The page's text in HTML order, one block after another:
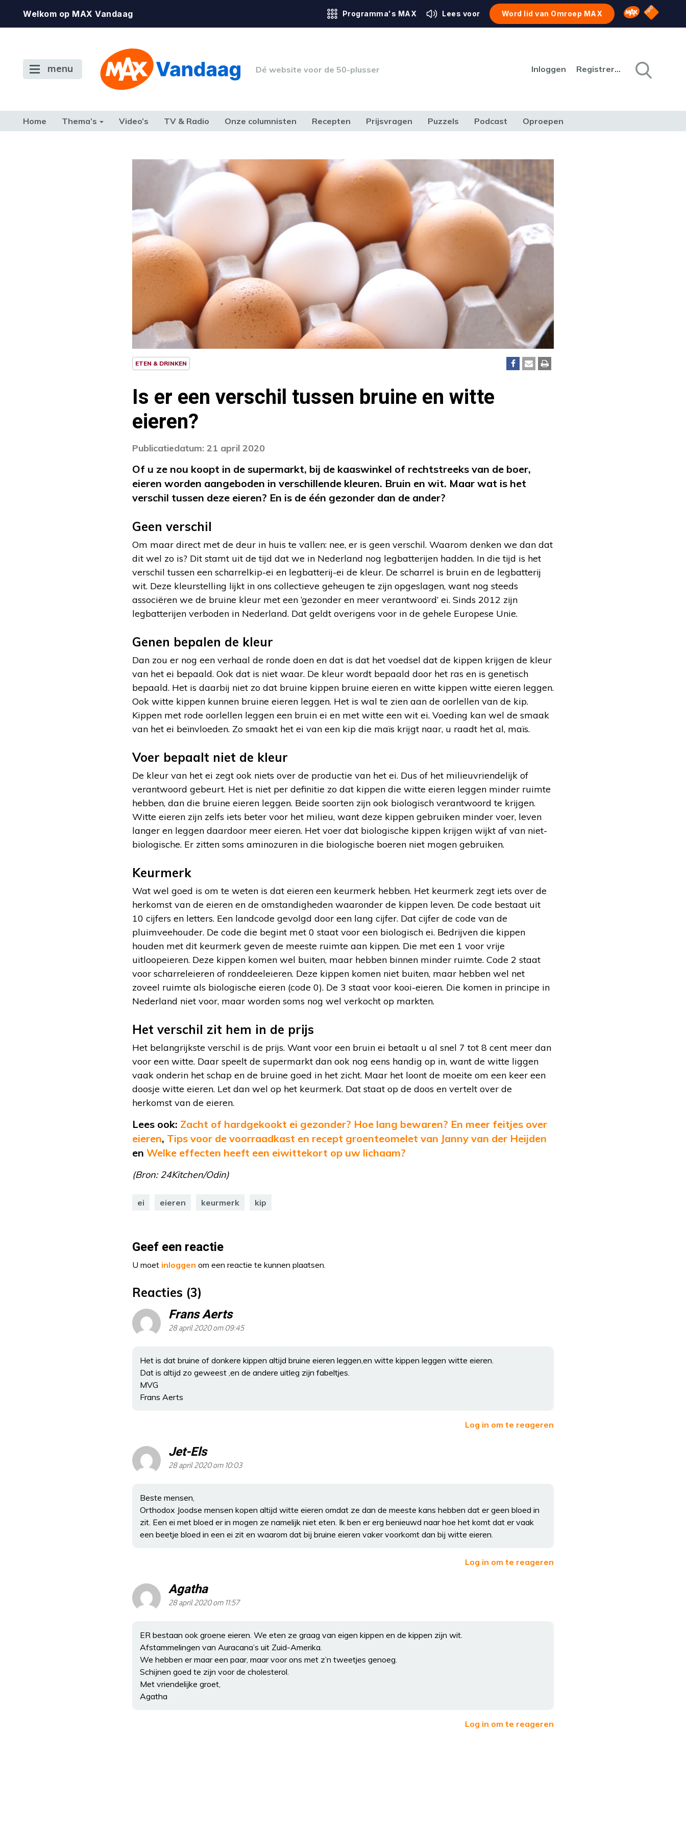
Welkom op MAX Vandaag Programma's MAX Lees voor Word lid van Omroep MAX Omroep MAX
NPO
menu Dé website voor de 50-plusser Inloggen Registreren
Home Thema’s Video’s TV & Radio Onze columnisten Recepten Prijsvragen Puzzels Podcast Oproepen
ETEN & DRINKEN
Is er een verschil tussen bruine en witte
eieren?
Publicatiedatum: 21 april 2020
Of u ze nou koopt in de supermarkt, bij de kaaswinkel of rechtstreeks van de boer,
eieren worden aangeboden in verschillende kleuren. Bruin en wit. Maar wat is het
verschil tussen deze eieren? En is de één gezonder dan de ander?
Geen verschil
Om maar direct met de deur in huis te vallen: nee, er is geen verschil. Waarom denken we dan dat
dit wel zo is? Dit stamt uit de tijd dat we in Nederland nog legbatterijen hadden. In die tijd is het
verschil tussen een scharrelkip-ei en legbatterij-ei de kleur. De scharrel is bruin en de legbatterij
wit. Deze kleurstelling lijkt in ons collectieve geheugen te zijn opgeslagen, want nog steeds
associëren we de bruine kleur met een ‘gezonder en meer verantwoord’ ei. Sinds 2012 zijn
legbatterijen verboden in Nederland. Dat geldt overigens voor in de gehele Europese Unie.
Genen bepalen de kleur
Dan zou er nog een verhaal de ronde doen en dat is dat het voedsel dat de kippen krijgen de kleur
van het ei bepaald. Ook dat is niet waar. De kleur wordt bepaald door het ras en is genetisch
bepaald. Het is daarbij niet zo dat bruine kippen bruine eieren en witte kippen witte eieren leggen.
Ook witte kippen kunnen bruine eieren leggen. Het is wal te zien aan de oorlellen van de kip.
Kippen met rode oorlellen leggen een bruin ei en met witte een wit ei. Voeding kan wel de smaak
van het ei beïnvloeden. Zo smaakt het ei van een kip die maïs krijgt naar, u raadt het al, maïs.
Voer bepaalt niet de kleur
De kleur van het ei zegt ook niets over de productie van het ei. Dus of het milieuvriendelijk of
verantwoord gebeurt. Het is niet per definitie zo dat kippen die witte eieren leggen minder ruimte
hebben, dan die bruine eieren leggen. Beide soorten zijn ook biologisch verantwoord te krijgen.
Witte eieren zijn zelfs iets beter voor het milieu, want deze kippen gebruiken minder voer, leven
langer en leggen daardoor meer eieren. Het voer dat biologische kippen krijgen wijkt af van niet-
biologische. Er zitten soms aminozuren in die biologische boeren niet mogen gebruiken.
Keurmerk
Wat wel goed is om te weten is dat eieren een keurmerk hebben. Het keurmerk zegt iets over de
herkomst van de eieren en de omstandigheden waaronder de kippen leven. De code bestaat uit
10 cijfers en letters. Een landcode gevolgd door een lang cijfer. Dat cijfer de code van de
pluimveehouder. De code die begint met 0 staat voor een biologisch ei. Bedrijven die kippen
houden met dit keurmerk geven de meeste ruimte aan kippen. Die met een 1 voor vrije
uitloopeieren. Deze kippen komen wel buiten, maar hebben binnen minder ruimte. Code 2 staat
voor scharreleieren of ronddeeleieren. Deze kippen komen niet buiten, maar hebben wel net
zoveel ruimte als biologische eieren (code 0). De 3 staat voor kooi-eieren. Die komen in principe in
Nederland niet voor, maar worden soms nog wel verkocht op markten.
Het verschil zit hem in de prijs
Het belangrijkste verschil is de prijs. Want voor een bruin ei betaalt u al snel 7 tot 8 cent meer dan
voor een witte. Daar speelt de supermarkt dan ook nog eens handig op in, want de witte liggen
vaak onderin het schap en de bruine goed in het zicht. Maar het loont de moeite om een keer een
doosje witte eieren. Let dan wel op het keurmerk. Dat staat op de doos en vertelt over de
herkomst van de eieren.
Lees ook: Zacht of hardgekookt ei gezonder? Hoe lang bewaren? En meer feitjes over
eieren, Tips voor de voorraadkast en recept groenteomelet van Janny van der Heijden
en Welke effecten heeft een eiwittekort op uw lichaam?
(Bron: 24Kitchen/Odin)
ei eieren keurmerk kip
Geef een reactie
U moet inloggen om een reactie te kunnen plaatsen.
Reacties (3)
Frans Aerts
28 april 2020 om 09:45
Het is dat bruine of donkere kippen altijd bruine eieren leggen,en witte kippen leggen witte eieren.
Dat is altijd zo geweest ,en de andere uitleg zijn fabeltjes.
MVG
Frans Aerts
Log in om te reageren
Jet-Els
28 april 2020 om 10:03
Beste mensen,
Orthodox Joodse mensen kopen altijd witte eieren omdat ze dan de meeste kans hebben dat er geen bloed in
zit. Een ei met bloed er in mogen ze namelijk niet eten. Ik ben er erg benieuwd naar hoe het komt dat er vaak
een beetje bloed in een ei zit en waarom dat bij bruine eieren vaker voorkomt dan bij witte eieren.
Log in om te reageren
Agatha
28 april 2020 om 11:57
ER bestaan ook groene eieren. We eten ze graag van eigen kippen en de kippen zijn wit.
Afstammelingen van Auracana’s uit Zuid-Amerika.
We hebben er maar een paar, maar voor ons met z’n tweetjes genoeg.
Schijnen goed te zijn voor de cholesterol.
Met vriendelijke groet,
Agatha
Log in om te reageren